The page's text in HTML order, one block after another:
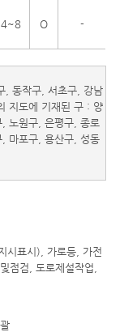
4~8 O -
시표시), 가로등, 가전
점검, 도로제설작업,